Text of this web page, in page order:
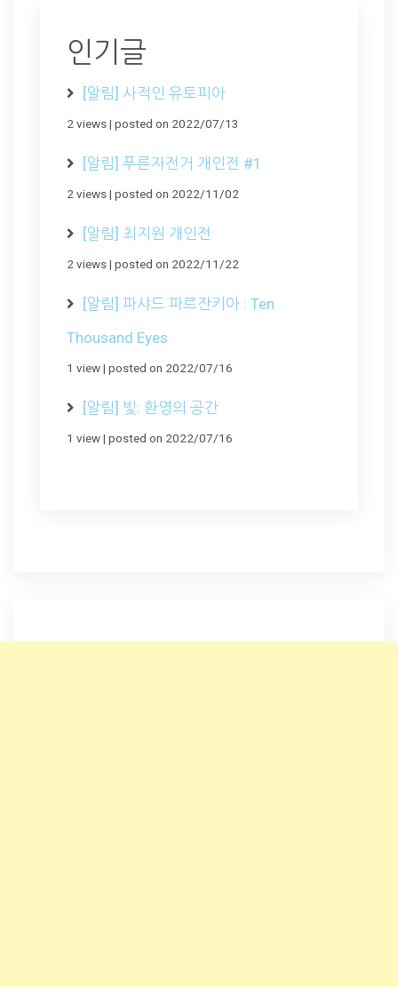
인기글
[알림] 사적인 유토피아
2 views| posted on 2022/07/13
[알림] 푸른자전거 개인전 #1
2 views| posted on 2022/11/02
[알림] 최지원 개인전
2 views| posted on 2022/11/22
[알림] 파샤드 파르잔키아 : Ten
Thousand Eyes
1 view| posted on 2022/07/16
[알림] 빛: 환영의 공간
1 view| posted on 2022/07/16